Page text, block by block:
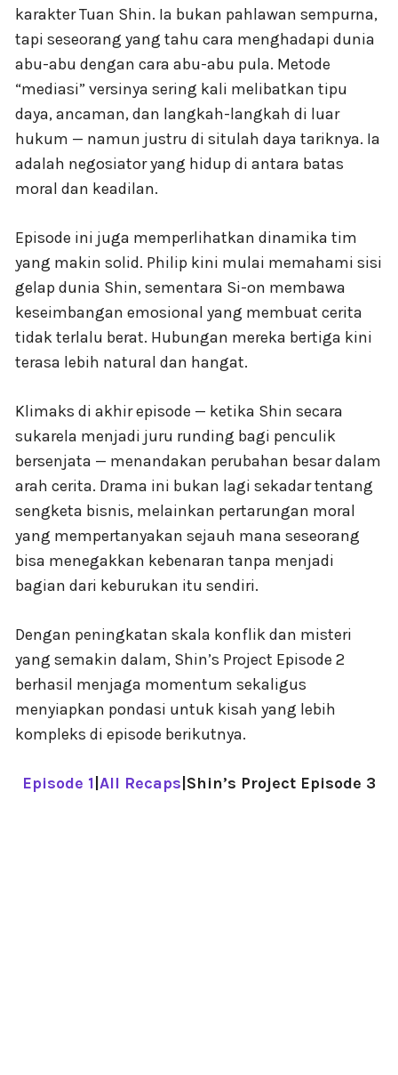
karakter Tuan Shin. Ia bukan pahlawan sempurna,
tapi seseorang yang tahu cara menghadapi dunia
abu-abu dengan cara abu-abu pula. Metode
“mediasi” versinya sering kali melibatkan tipu
daya, ancaman, dan langkah-langkah di luar
hukum — namun justru di situlah daya tariknya. Ia
adalah negosiator yang hidup di antara batas
moral dan keadilan.
Episode ini juga memperlihatkan dinamika tim
yang makin solid. Philip kini mulai memahami sisi
gelap dunia Shin, sementara Si-on membawa
keseimbangan emosional yang membuat cerita
tidak terlalu berat. Hubungan mereka bertiga kini
terasa lebih natural dan hangat.
Klimaks di akhir episode — ketika Shin secara
sukarela menjadi juru runding bagi penculik
bersenjata — menandakan perubahan besar dalam
arah cerita. Drama ini bukan lagi sekadar tentang
sengketa bisnis, melainkan pertarungan moral
yang mempertanyakan sejauh mana seseorang
bisa menegakkan kebenaran tanpa menjadi
bagian dari keburukan itu sendiri.
Dengan peningkatan skala konflik dan misteri
yang semakin dalam, Shin’s Project Episode 2
berhasil menjaga momentum sekaligus
menyiapkan pondasi untuk kisah yang lebih
kompleks di episode berikutnya.
Episode 1 All Recaps |Shin’s Project Episode 3